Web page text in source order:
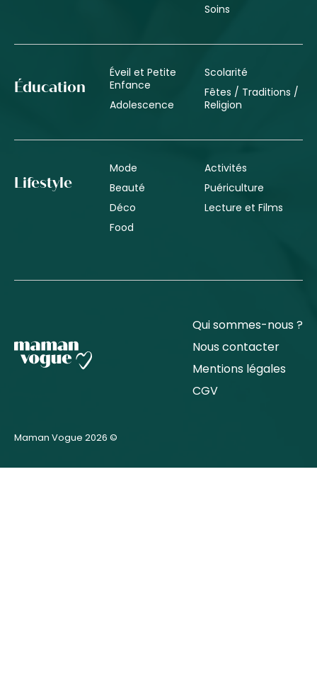
Soins
Éducation
Éveil et Petite
Enfance
Adolescence
Scolarité
Fêtes / Traditions /
Religion
Lifestyle
Mode
Beauté
Déco
Food
Activités
Puériculture
Lecture et Films
Qui sommes-nous ?
Nous contacter
Mentions légales
CGV
Maman Vogue 2026 ©